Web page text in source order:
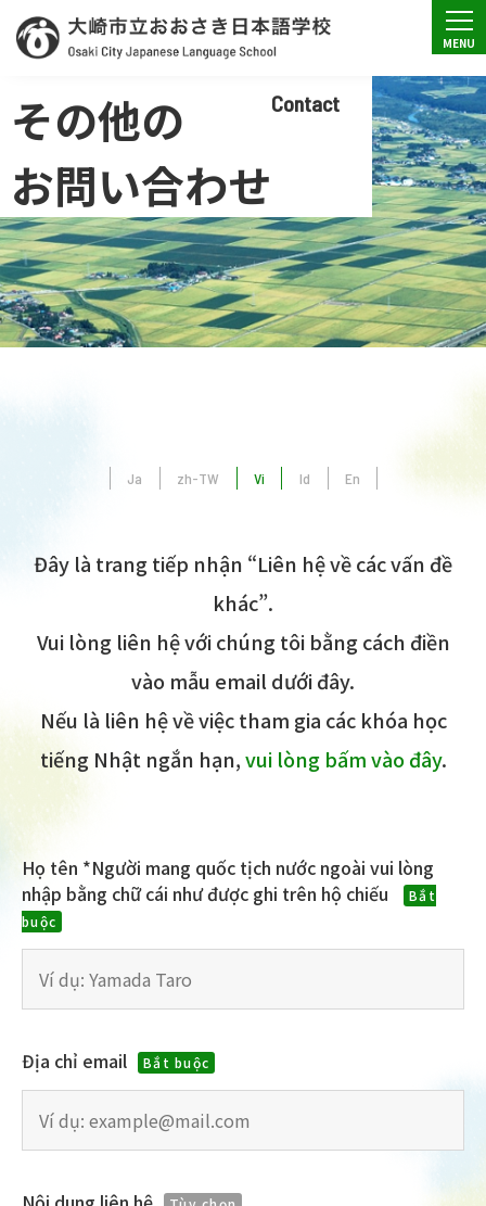
その他の
お問い合わせ
Contact
Ja zh-TW Vi Id En
Đây là trang tiếp nhận “Liên hệ về các vấn đề
khác”.
Vui lòng liên hệ với chúng tôi bằng cách điền
vào mẫu email dưới đây.
Nếu là liên hệ về việc tham gia các khóa học
tiếng Nhật ngắn hạn,vui lòng bấm vào đây.
Họ tên *Người mang quốc tịch nước ngoài vui lòng
nhập bằng chữ cái như được ghi trên hộ chiếu
Bắt
buộc
Địa chỉ email Bắt buộc